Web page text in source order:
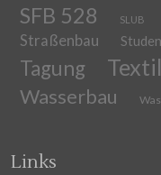
SFB 528 SLUB
Straßenbau
Tagung
Wasserbau
Links